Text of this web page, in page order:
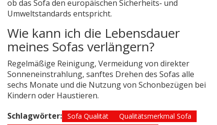
ob das Sofa den europäischen Sicherheits‑ und
Umweltstandards entspricht.
Wie kann ich die Lebensdauer
meines Sofas verlängern?
Regelmäßige Reinigung, Vermeidung von direkter
Sonneneinstrahlung, sanftes Drehen des Sofas alle
sechs Monate und die Nutzung von Schonbezügen bei
Kindern oder Haustieren.
Schlagwörter: Sofa Qualität
Qualitätsmerkmal Sofa